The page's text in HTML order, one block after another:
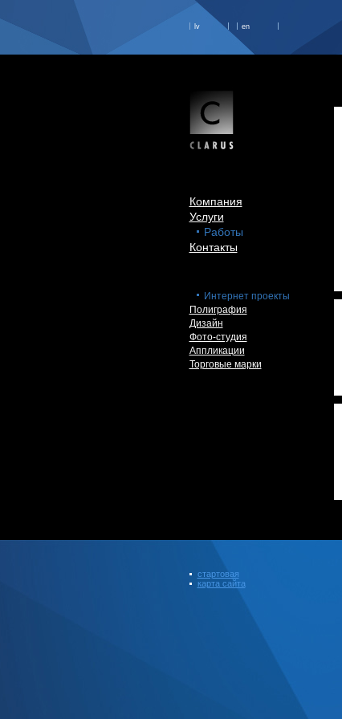
lv en
Компания
Услуги
Работы
Контакты
Интернет проекты
Полиграфия
Дизайн
Фото-студия
Аппликации
Торговые марки
стартовая
карта сайта